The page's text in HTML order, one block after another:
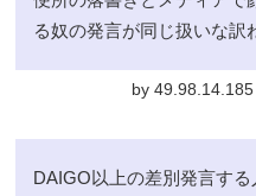
る奴の発言が同じ扱いな訳
by 49.98.14.185
DAIGO以上の差別発言する